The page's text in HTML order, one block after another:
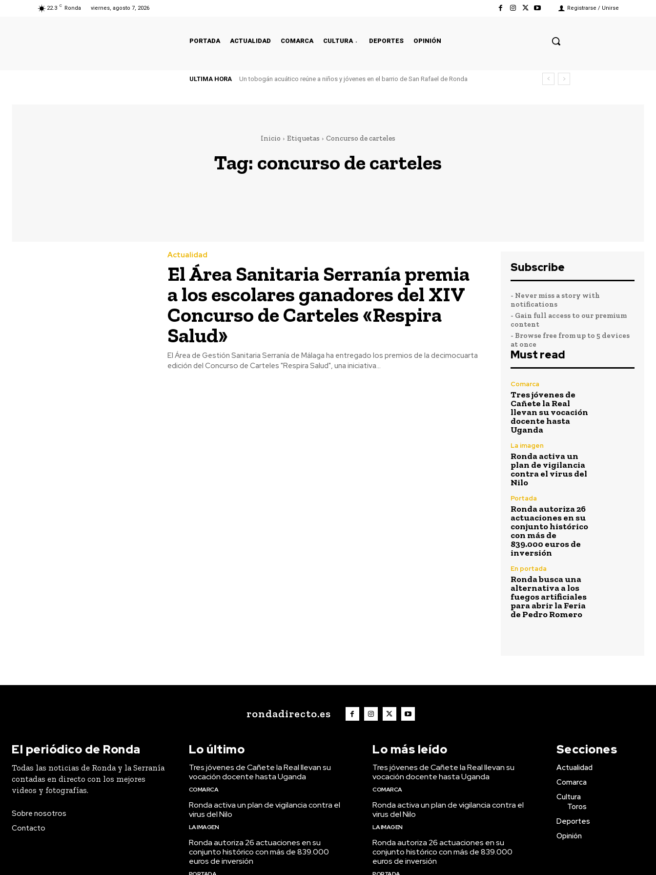
22.3 C Ronda viernes, agosto 7, 2026 Registrarse / Unirse
PORTADA ACTUALIDAD COMARCA CULTURA DEPORTES OPINIÓN
ULTIMA HORA Un tobogán acuático reúne a niños y jóvenes en el barrio de San Rafael de Ronda
Inicio Etiquetas Concurso de carteles
Tag: concurso de carteles
Actualidad
El Área Sanitaria Serranía premia
a los escolares ganadores del XIV
Concurso de Carteles «Respira
Salud»
El Área de Gestión Sanitaria Serranía de Málaga ha entregado los premios de la decimocuarta
edición del Concurso de Carteles "Respira Salud", una iniciativa...
Subscribe
- Never miss a story with
notifications
- Gain full access to our premium
content
- Browse free from up to 5 devices
at once
Must read
Comarca
Tres jóvenes de
Cañete la Real
llevan su vocación
docente hasta
Uganda
La imagen
Ronda activa un
plan de vigilancia
contra el virus del
Nilo
Portada
Ronda autoriza 26
actuaciones en su
conjunto histórico
con más de
839.000 euros de
inversión
En portada
Ronda busca una
alternativa a los
fuegos artificiales
para abrir la Feria
de Pedro Romero
rondadirecto.es
El periódico de Ronda
Todas las noticias de Ronda y la Serranía
contadas en directo con los mejores
videos y fotografías.
Sobre nosotros
Contacto
Lo último
Tres jóvenes de Cañete la Real llevan su
vocación docente hasta Uganda
COMARCA
Ronda activa un plan de vigilancia contra el
virus del Nilo
LA IMAGEN
Ronda autoriza 26 actuaciones en su
conjunto histórico con más de 839.000
euros de inversión
Lo más leído
Tres jóvenes de Cañete la Real llevan su
vocación docente hasta Uganda
COMARCA
Ronda activa un plan de vigilancia contra el
virus del Nilo
LA IMAGEN
Ronda autoriza 26 actuaciones en su
conjunto histórico con más de 839.000
euros de inversión
Secciones
Actualidad
Comarca
Cultura
Toros
Deportes
Opinión